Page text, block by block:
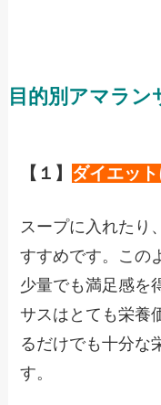
目的別アマラン
【１】 ダイエッ
スープに入れたり
すすめです。この
少量でも満足感を
サスはとても栄養
るだけでも十分な
す。